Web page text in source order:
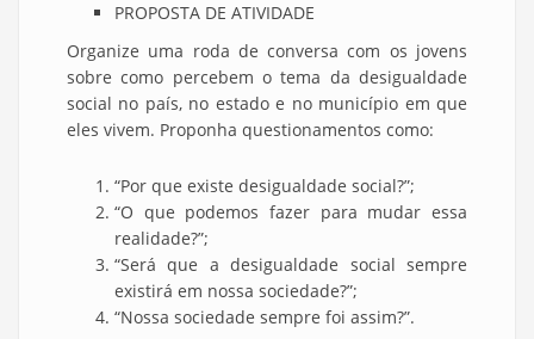
PROPOSTA DE ATIVIDADE
Organize uma roda de conversa com os jovens
sobre como percebem o tema da desigualdade
social no país, no estado e no município em que
eles vivem. Proponha questionamentos como:
“Por que existe desigualdade social?”;
“O que podemos fazer para mudar essa
realidade?”;
“Será que a desigualdade social sempre
existirá em nossa sociedade?”;
“Nossa sociedade sempre foi assim?”.